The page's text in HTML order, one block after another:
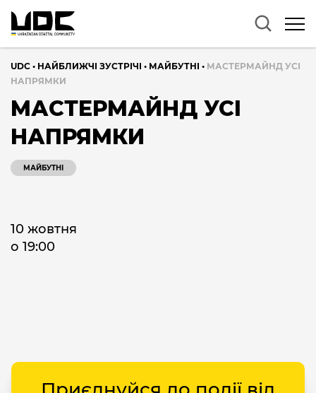
UDC • НАЙБЛИЖЧІ ЗУСТРІЧІ • МАЙБУТНІ • МАСТЕРМАЙНД УСІ
НАПРЯМКИ
МАСТЕРМАЙНД УСІ
НАПРЯМКИ
МАЙБУТНІ
10 жовтня
о 19:00